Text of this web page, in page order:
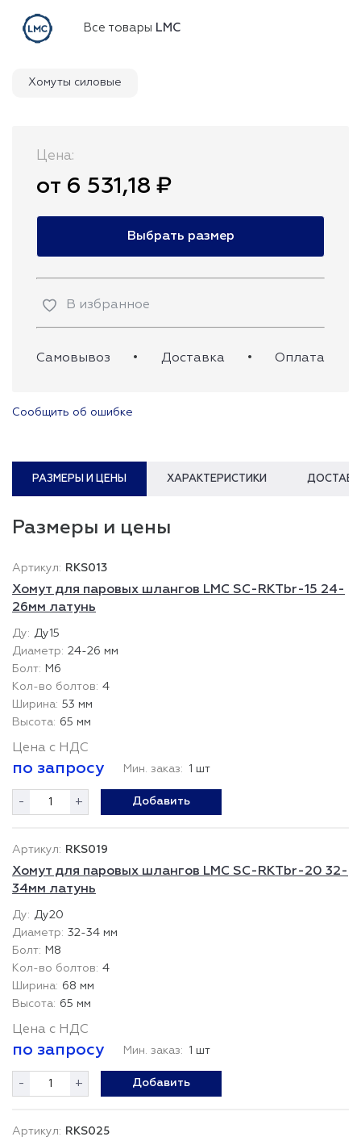
Все товары LMC
Хомуты силовые
Цена:
от 6 531,18 ₽
Выбрать размер
В избранное
Самовывоз • Доставка • Оплата
Сообщить об ошибке
РАЗМЕРЫ И ЦЕНЫ ХАРАКТЕРИСТИКИ
Размеры и цены
RKS013
Хомут для паровых шлангов LMC SC-RKTbr-15 24-
26мм латунь
Ду15
24-26 мм
М6
4
53 мм
65 мм
Цена с НДС
по запросу Мин. заказ: 1 шт
- + Добавить
RKS019
Хомут для паровых шлангов LMC SC-RKTbr-20 32-
34мм латунь
Ду20
32-34 мм
М8
4
68 мм
65 мм
Цена с НДС
по запросу Мин. заказ: 1 шт
- + Добавить
RKS025